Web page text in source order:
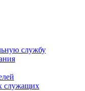
службу
служащих